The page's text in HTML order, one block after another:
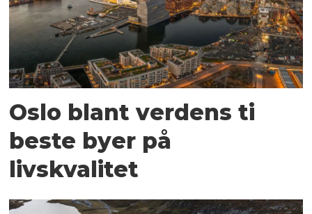
Oslo blant verdens ti
beste byer på
livskvalitet